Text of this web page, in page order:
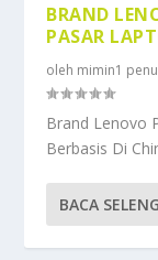
BRAND
PASAR
oleh mimin1
Brand Lenovo
Berbasis Di
BACA